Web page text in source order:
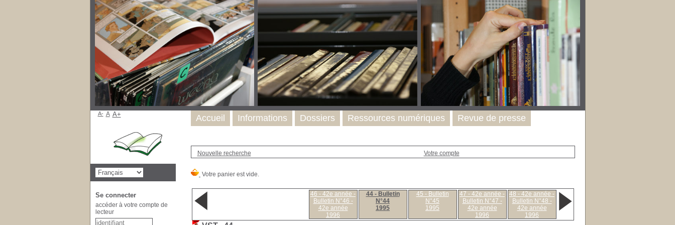
Nouvelle recherche Votre compte
46 - 42e année -
Bulletin N°46 -
42e année
1996
44 - Bulletin
N°44
1995
45 - Bulletin
N°45
1995
47 - 42e année -
Bulletin N°47 -
42e année
1996
48 - 42e année -
Bulletin N°48 -
42e année
1996
Accueil Informations Dossiers Ressources numériques Revue de presse
A- A A+
Se connecter
accéder à votre compte de
lecteur